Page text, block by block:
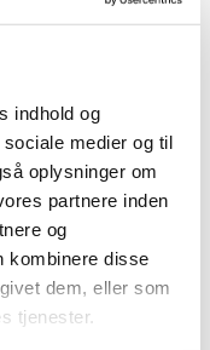
indhold og
medier og til
oplysninger om
partnere inden
og
kombinere disse
dem, eller som
tjenester.